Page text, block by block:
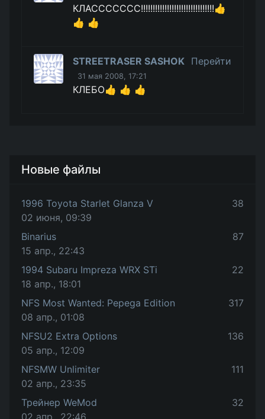
КЛАССССССС!!!!!!!!!!!!!!!!!!!!!!!!!!!!!!!👍
👍 👍
STREETRASER SASHOK
31 мая 2008, 17:21
Перейти
КЛЕБО👍 👍 👍
Новые файлы
1996 Toyota Starlet Glanza V
02 июня, 09:39
38
Binarius
15 апр., 22:43
87
1994 Subaru Impreza WRX STi
18 апр., 18:01
22
NFS Most Wanted: Pepega Edition
08 апр., 01:08
317
NFSU2 Extra Options
05 апр., 12:09
136
NFSMW Unlimiter
02 апр., 23:35
111
Трейнер WeMod
02 апр., 22:46
32